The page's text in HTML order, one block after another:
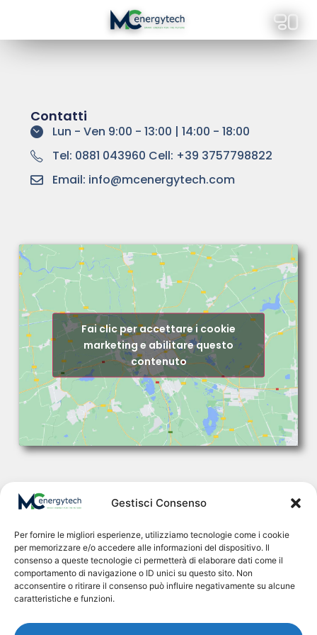
Gestisci Consenso
Per fornire le migliori esperienze, utilizziamo tecnologie come i cookie
per memorizzare e/o accedere alle informazioni del dispositivo. Il
consenso a queste tecnologie ci permetterà di elaborare dati come il
comportamento di navigazione o ID unici su questo sito. Non
acconsentire o ritirare il consenso può influire negativamente su alcune
caratteristiche e funzioni.
InM.C. Energytechci occupiamo di energie rinnovabili,
progettazione e installazione di impianti fotovoltaici e
sistemi di accumulo, sviluppo software per
automazione e impianti 5.0
Contatti
Lun - Ven 9:00 - 13:00 | 14:00 - 18:00
Tel: 0881 043960 Cell: +39 3757798822
Email: info@mcenergytech.com
Fai clic per accettare i cookie
marketing e abilitare questo
contenuto